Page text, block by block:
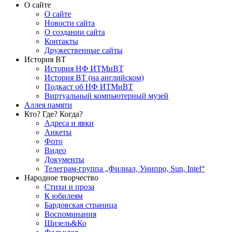
О сайте
О сайте
Новости сайта
О создании сайта
Контакты
Дружественные сайты
История ВТ
История НФ ИТМиВТ
История ВТ (на английском)
Подкаст об НФ ИТМиВТ
Виртуальный компьютерный музей
Аллея памяти
Кто? Где? Когда?
Адреса и явки
Анкеты
Фото
Видео
Документы
Телеграм-группа „Филиал, Унипро, Sun, Intel“
Народное творчество
Стихи и проза
К юбилеям
Бардовская страница
Воспоминания
Шизель&Ко